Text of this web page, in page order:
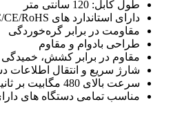
طول کابل: 120 سانتی متر
دارای استاندارد های FCC/CE/RoHS
مقاومت در برابر گره‌خوردگی
طراحی بادوام و مقاوم
مقاوم در برابر کشش، خمیدگی
شارژ سریع و انتقال اطلاعات
سرعت بالای 480 مگابیت بر ثانیه
مناسب تمامی دستگاه های